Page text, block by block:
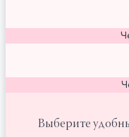
Выберите